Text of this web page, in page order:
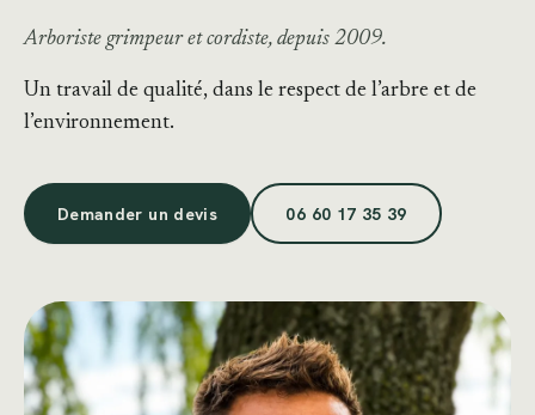
Arboriste grimpeur et cordiste, depuis 2009.
Un travail de qualité, dans le respect de l’arbre et de
l’environnement.
Demander un devis 06 60 17 35 39